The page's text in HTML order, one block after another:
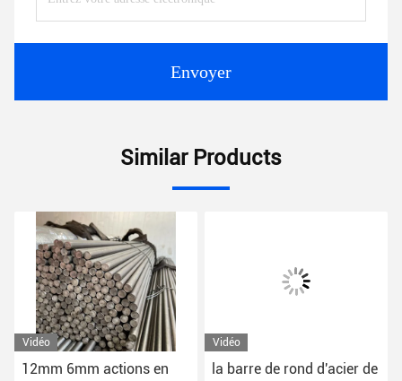
Envoyer
Similar Products
Vidéo
12mm 6mm actions en
Vidéo
la barre de rond d'acier de